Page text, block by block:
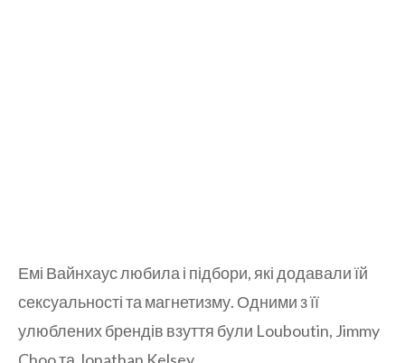
Емі Вайнхаус любила і підбори, які додавали їй
сексуальності та магнетизму. Одними з її
улюблених брендів взуття були Louboutin, Jimmy